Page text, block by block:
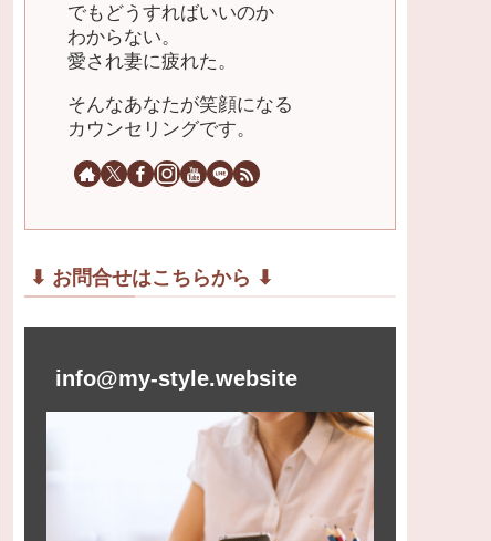
でもどうすればいいのか
わからない。
愛され妻に疲れた。
そんなあなたが笑顔になる
カウンセリングです。
⬇︎ お問合せはこちらから ⬇︎
info@my-style.website